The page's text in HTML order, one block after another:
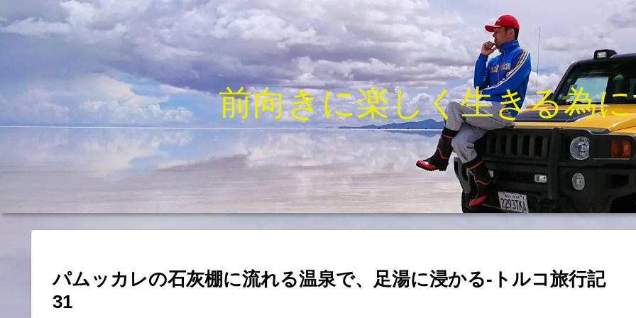
前向きに楽しく生きる為
パムッカレの石灰棚に流れる温泉で、足湯に浸かる-トルコ旅行記
31